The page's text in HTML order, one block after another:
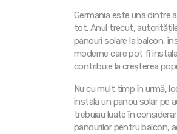
Germania este una dintre
tot. Anul trecut,
panouri solare la balcon,
moderne care pot fi
contribuie la creșterea
Nu cu mult timp în urmă,
instala un panou solar pe
trebuiau luate în
panourilor pentru balcon,